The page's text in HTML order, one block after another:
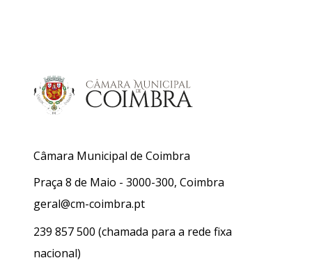
Câmara Municipal de Coimbra
Praça 8 de Maio - 3000-300, Coimbra
geral@cm-coimbra.pt
239 857 500 (chamada para a rede fixa
nacional)